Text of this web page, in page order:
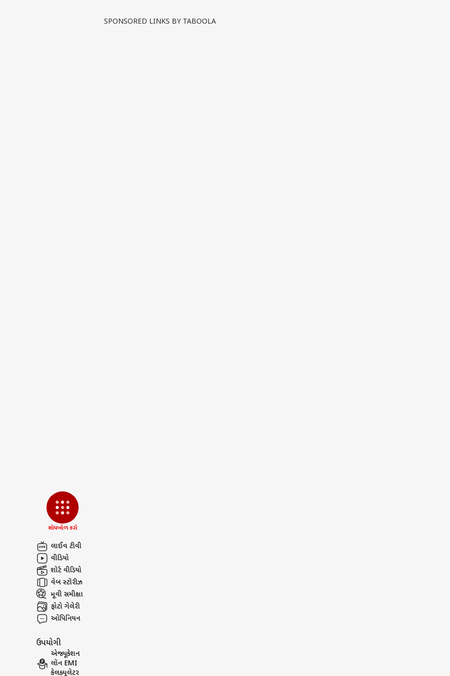
શોધખોળ કરો
લાઈવ ટીવી
વીડિયો
શૉર્ટ વીડિયો
વેબ સ્ટૉરીઝ
મૂવી સમીક્ષા
ફોટો ગેલેરી
ઓપિનિયન
ઉપયોગી
એજ્યૂકેશન
લૉન EMI
કેલક્યૂલેટર
SPONSORED LINKS BY TABOOLA